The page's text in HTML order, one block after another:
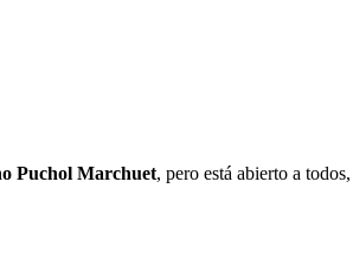
Puchol Marchuet, pero está abierto a